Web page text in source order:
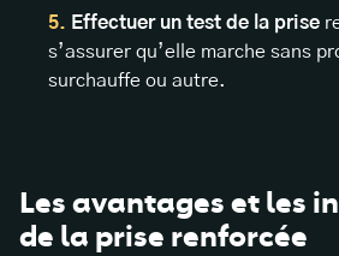
Effectuer un test de la prise
s’assurer qu’elle marche sans
surchauffe ou autre.
Les avantages et les
de la prise renforcée